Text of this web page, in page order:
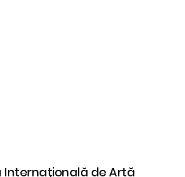
Internaţională de Artă